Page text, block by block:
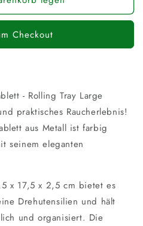
Checkout
- Rolling Tray Large
praktisches Raucherlebnis!
aus Metall ist farbig
seinem eleganten
x 17,5 x 2,5 cm bietet es
Drehutensilien und hält
und organisiert. Die